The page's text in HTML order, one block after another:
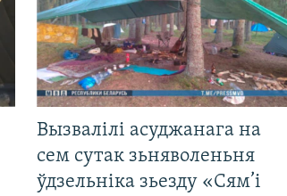
Вызвалілі асуджанага на
сем сутак зьняволеньня
ўдзельніка зьезду «Сям’і